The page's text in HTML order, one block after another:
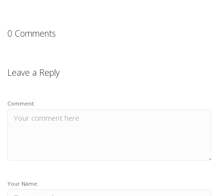
0 Comments
Leave a Reply
Comment:
Your Name: